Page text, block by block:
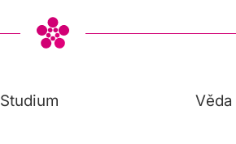
Studium